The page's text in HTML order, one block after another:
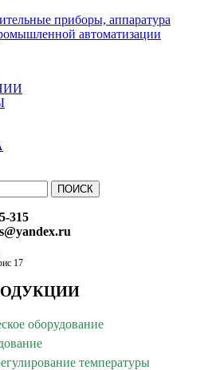
приборы, аппаратура
автоматизации
315
17
оборудование
температуры